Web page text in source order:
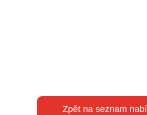
Zpět na seznam